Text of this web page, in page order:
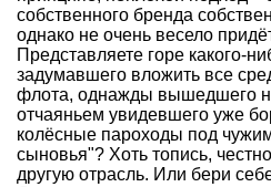
собственного бренда
однако не очень весело
Представляете горе какого-
задумавшего вложить все
флота, однажды вышедшего
отчаяньем увидевшего уже
колёсные пароходы под
сыновья"? Хоть топись,
другую отрасль. Или бери